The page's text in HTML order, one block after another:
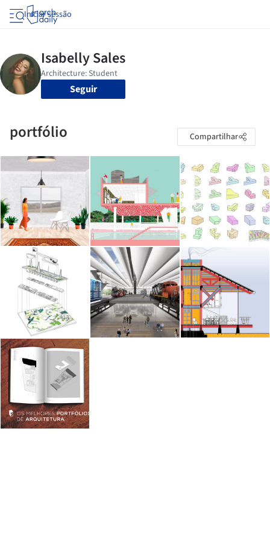
Iniciar sessão
Seguir
portfólio Compartilhar